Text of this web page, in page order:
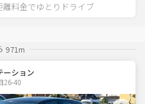
料金でゆとりドライブ
971m
ーション
26-40